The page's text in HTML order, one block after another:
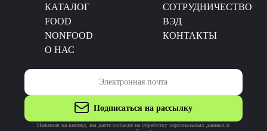
КАТАЛОГ
CОТРУДНИЧЕСТВО
FOOD
ВЭД
NONFOOD
КОНТАКТЫ
О НАС
Подписаться на рассылку
Нажимая на кнопку, вы даете согласие на обработку персональных данных и